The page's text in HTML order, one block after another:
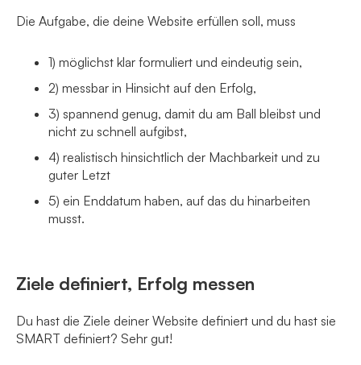
Die Aufgabe, die deine Website erfüllen soll, muss
1) möglichst klar formuliert und eindeutig sein,
2) messbar in Hinsicht auf den Erfolg,
3) spannend genug, damit du am Ball bleibst und
nicht zu schnell aufgibst,
4) realistisch hinsichtlich der Machbarkeit und zu
guter Letzt
5) ein Enddatum haben, auf das du hinarbeiten
musst.
Ziele definiert, Erfolg messen
Du hast die Ziele deiner Website definiert und du hast sie
SMART definiert? Sehr gut!